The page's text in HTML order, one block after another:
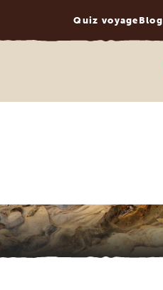
Quiz voyage Blog